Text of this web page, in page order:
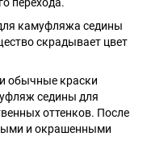
перехода.
камуфляжа седины
скрадывает цвет
обычные краски
седины для
оттенков. После
и окрашенными